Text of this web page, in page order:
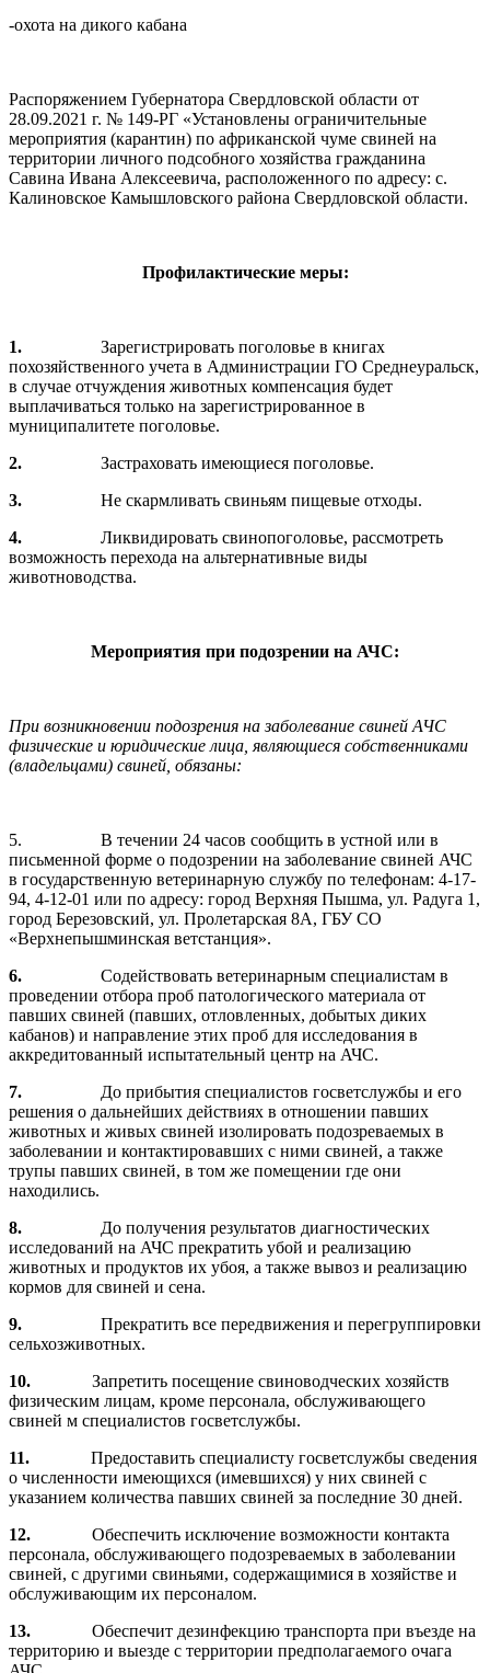
-охота на дикого кабана
Распоряжением Губернатора Свердловской области от
28.09.2021 г. № 149-РГ «Установлены ограничительные
мероприятия (карантин) по африканской чуме свиней на
территории личного подсобного хозяйства гражданина
Савина Ивана Алексеевича, расположенного по адресу: с.
Калиновское Камышловского района Свердловской области.
Профилактические меры:
1. Зарегистрировать поголовье в книгах
похозяйственного учета в Администрации ГО Среднеуральск,
в случае отчуждения животных компенсация будет
выплачиваться только на зарегистрированное в
муниципалитете поголовье.
2. Застраховать имеющиеся поголовье.
3. Не скармливать свиньям пищевые отходы.
4. Ликвидировать свинопоголовье, рассмотреть
возможность перехода на альтернативные виды
животноводства.
Мероприятия при подозрении на АЧС:
При возникновении подозрения на заболевание свиней АЧС
физические и юридические лица, являющиеся собственниками
(владельцами) свиней, обязаны:
5. В течении 24 часов сообщить в устной или в
письменной форме о подозрении на заболевание свиней АЧС
в государственную ветеринарную службу по телефонам: 4-17-
94, 4-12-01 или по адресу: город Верхняя Пышма, ул. Радуга 1,
город Березовский, ул. Пролетарская 8А, ГБУ СО
«Верхнепышминская ветстанция».
6. Содействовать ветеринарным специалистам в
проведении отбора проб патологического материала от
павших свиней (павших, отловленных, добытых диких
кабанов) и направление этих проб для исследования в
аккредитованный испытательный центр на АЧС.
7. До прибытия специалистов госветслужбы и его
решения о дальнейших действиях в отношении павших
животных и живых свиней изолировать подозреваемых в
заболевании и контактировавших с ними свиней, а также
трупы павших свиней, в том же помещении где они
находились.
8. До получения результатов диагностических
исследований на АЧС прекратить убой и реализацию
животных и продуктов их убоя, а также вывоз и реализацию
кормов для свиней и сена.
9. Прекратить все передвижения и перегруппировки
сельхозживотных.
10. Запретить посещение свиноводческих хозяйств
физическим лицам, кроме персонала, обслуживающего
свиней м специалистов госветслужбы.
11. Предоставить специалисту госветслужбы сведения
о численности имеющихся (имевшихся) у них свиней с
указанием количества павших свиней за последние 30 дней.
12. Обеспечить исключение возможности контакта
персонала, обслуживающего подозреваемых в заболевании
свиней, с другими свиньями, содержащимися в хозяйстве и
обслуживающим их персоналом.
13. Обеспечит дезинфекцию транспорта при въезде на
территорию и выезде с территории предполагаемого очага